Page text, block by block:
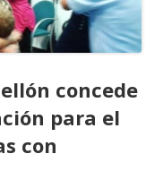
concede
para el
con